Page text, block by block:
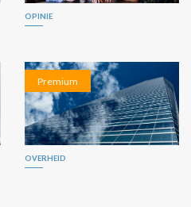
OPINIE
Premium
OVERHEID